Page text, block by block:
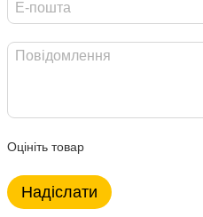
Оцініть товар
Надіслати